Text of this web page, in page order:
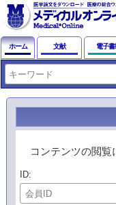
ホーム 文献 電子書
コンテンツの閲覧
ID